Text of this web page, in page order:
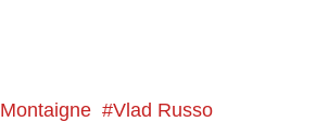
Montaigne Vlad Russo